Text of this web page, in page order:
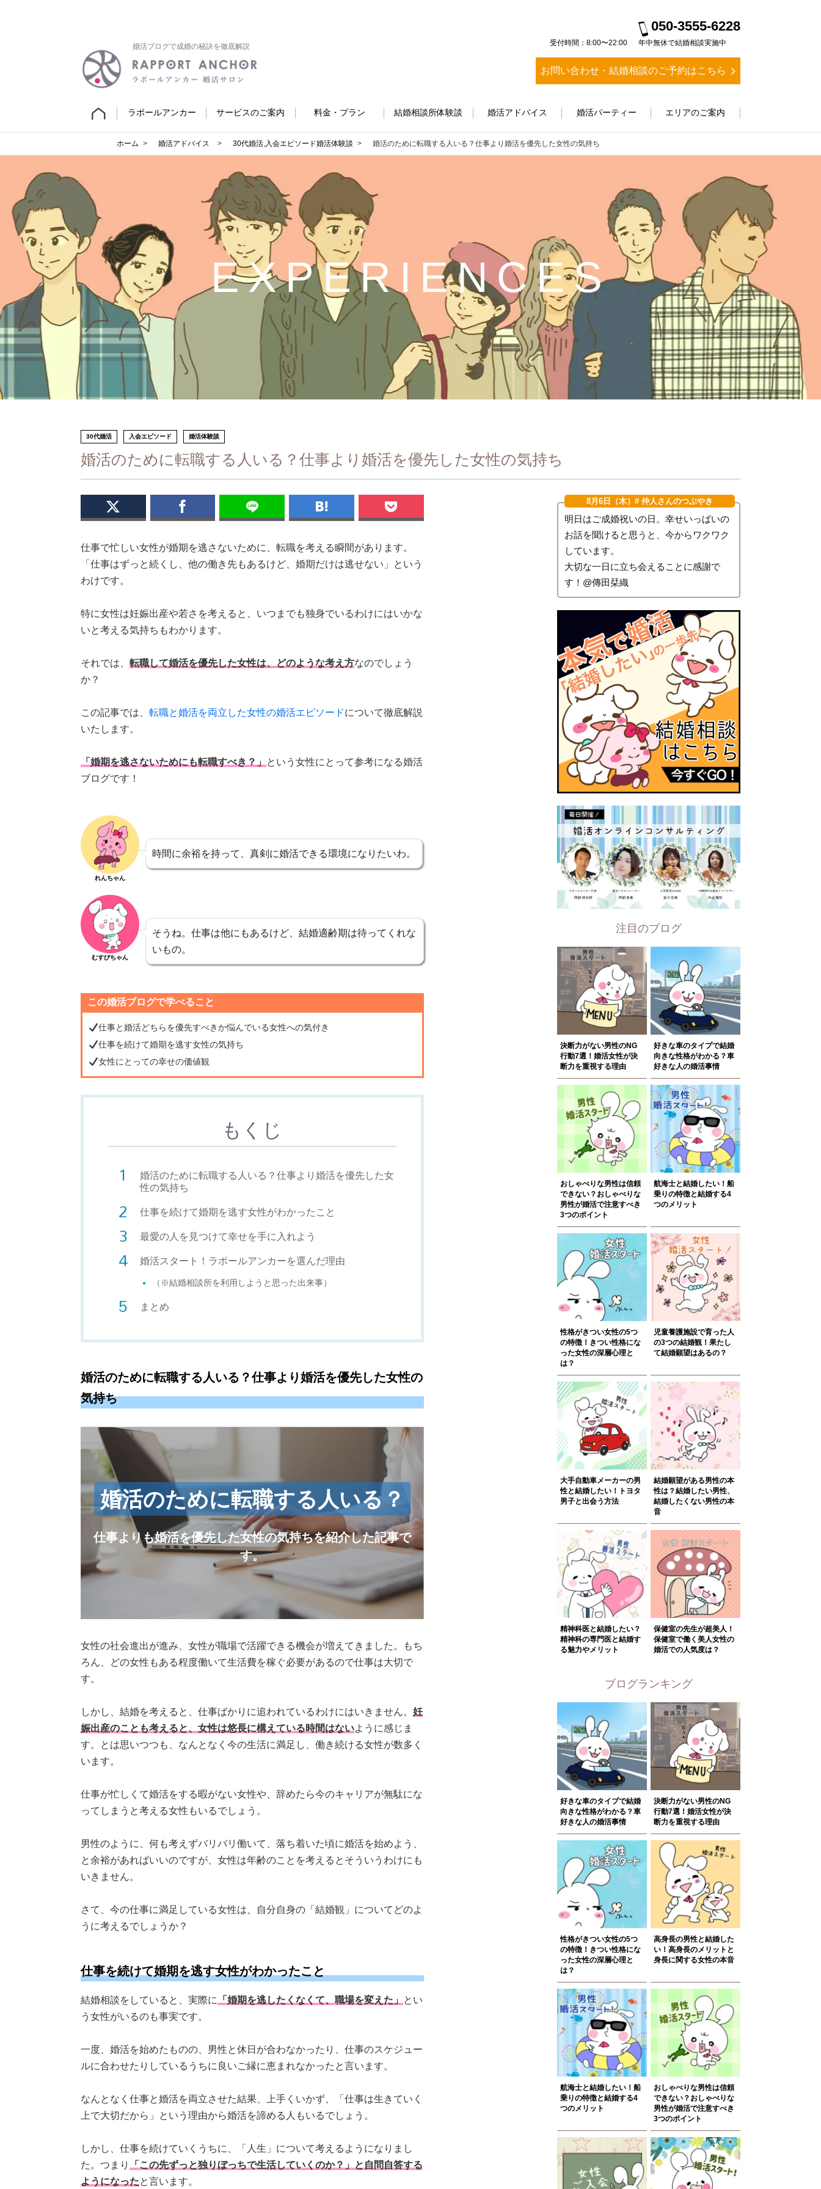
婚活ブログで成婚の秘訣を徹底解説
050-3555-6228
受付時間：8:00〜22:00 年中無休で結婚相談実施中
お問い合わせ・結婚相談のご予約はこちら
ラポールアンカー サービスのご案内 料金・プラン 結婚相談所体験談 婚活アドバイス 婚活パーティー エリアのご案内
ホーム 婚活アドバイス 30代婚活,入会エピソード婚活体験談 婚活のために転職する人いる？仕事より婚活を優先した女性の気持ち
EXPERIENCES
30代婚活 入会エピソード 婚活体験談
婚活のために転職する人いる？仕事より婚活を優先した女性の気持ち
仕事で忙しい女性が婚期を逃さないために、転職を考える瞬間があります。
「仕事はずっと続くし、他の働き先もあるけど、婚期だけは逃せない」という
わけです。
特に女性は妊娠出産や若さを考えると、いつまでも独身でいるわけにはいかな
いと考える気持ちもわかります。
それでは、 転職して婚活を優先した女性は、どのような考え方なのでしょう
か？
この記事では、 転職と婚活を両立した女性の婚活エピソードについて徹底解説
いたします。
「婚期を逃さないためにも転職すべき？」
という女性にとって参考になる婚活
ブログです！
れんちゃん
時間に余裕を持って、真剣に婚活できる環境になりたいわ。
むすびちゃん
そうね。仕事は他にもあるけど、結婚適齢期は待ってくれな
いもの。
この婚活ブログで学べること
仕事と婚活どちらを優先すべきか悩んでいる女性への気付き
仕事を続けて婚期を逃す女性の気持ち
女性にとっての幸せの価値観
もくじ
婚活のために転職する人いる？仕事より婚活を優先した女
性の気持ち
仕事を続けて婚期を逃す女性がわかったこと
最愛の人を見つけて幸せを手に入れよう
婚活スタート！ラポールアンカーを選んだ理由
（※結婚相談所を利用しようと思った出来事）
まとめ
婚活のために転職する人いる？仕事より婚活を優先した女性の
気持ち
婚活のために転職する人いる？
仕事よりも婚活を優先した女性の気持ちを紹介した記事で
す。
女性の社会進出が進み、女性が職場で活躍できる機会が増えてきました。もち
ろん、どの女性もある程度働いて生活費を稼ぐ必要があるので仕事は大切で
す。
しかし、結婚を考えると、仕事ばかりに追われているわけにはいきません。 妊
娠出産のことも考えると、女性は悠長に構えている時間はないように感じま
す。とは思いつつも、なんとなく今の生活に満足し、働き続ける女性が数多く
います。
仕事が忙しくて婚活をする暇がない女性や、辞めたら今のキャリアが無駄にな
ってしまうと考える女性もいるでしょう。
男性のように、何も考えずバリバリ働いて、落ち着いた頃に婚活を始めよう、
と余裕があればいいのですが、女性は年齢のことを考えるとそういうわけにも
いきません。
さて、今の仕事に満足している女性は、自分自身の「結婚観」についてどのよ
うに考えるでしょうか？
仕事を続けて婚期を逃す女性がわかったこと
結婚相談をしていると、実際に 「婚期を逃したくなくて、職場を変えた」
とい
う女性がいるのも事実です。
一度、婚活を始めたものの、男性と休日が合わなかったり、仕事のスケジュー
ルに合わせたりしているうちに良いご縁に恵まれなかったと言います。
なんとなく仕事と婚活を両立させた結果、上手くいかず、「仕事は生きていく
上で大切だから」という理由から婚活を諦める人もいるでしょう。
しかし、仕事を続けていくうちに、「人生」について考えるようになりまし
た。つまり
「この先ずっと独りぼっちで生活していくのか？」と自問自答する
ようになったと言います。
8月6日（木） # 仲人さんのつぶやき
明日はご成婚祝いの日。幸せいっぱいの
お話を聞けると思うと、今からワクワク
しています。
大切な一日に立ち会えることに感謝で
す！@傳田栞織
注目のブログ
決断力がない男性のNG
行動7選！婚活女性が決
断力を重視する理由
好きな車のタイプで結婚
向きな性格がわかる？車
好きな人の婚活事情
おしゃべりな男性は信頼
できない？おしゃべりな
男性が婚活で注意すべき
3つのポイント
航海士と結婚したい！船
乗りの特徴と結婚する4
つのメリット
性格がきつい女性の5つ
の特徴！きつい性格にな
った女性の深層心理と
は？
児童養護施設で育った人
の3つの結婚観！果たし
て結婚願望はあるの？
大手自動車メーカーの男
性と結婚したい！トヨタ
男子と出会う方法
結婚願望がある男性の本
性は？結婚したい男性、
結婚したくない男性の本
音
精神科医と結婚したい？
精神科の専門医と結婚す
る魅力やメリット
保健室の先生が超美人！
保健室で働く美人女性の
婚活での人気度は？
ブログランキング
好きな車のタイプで結婚
向きな性格がわかる？車
好きな人の婚活事情
決断力がない男性のNG
行動7選！婚活女性が決
断力を重視する理由
性格がきつい女性の5つ
の特徴！きつい性格にな
った女性の深層心理と
は？
高身長の男性と結婚した
い！高身長のメリットと
身長に関する女性の本音
航海士と結婚したい！船
乗りの特徴と結婚する4
つのメリット
おしゃべりな男性は信頼
できない？おしゃべりな
男性が婚活で注意すべき
3つのポイント